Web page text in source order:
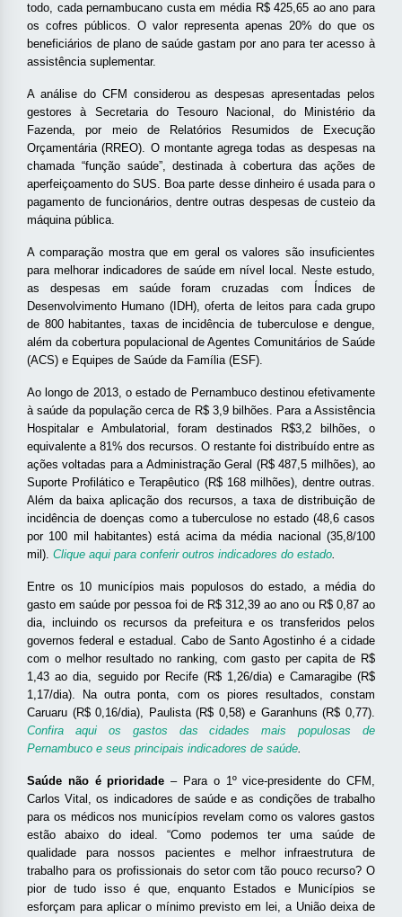
todo, cada pernambucano custa em média R$ 425,65 ao ano para
os cofres públicos. O valor representa apenas 20% do que os
beneficiários de plano de saúde gastam por ano para ter acesso à
assistência suplementar.
A análise do CFM considerou as despesas apresentadas pelos
gestores à Secretaria do Tesouro Nacional, do Ministério da
Fazenda, por meio de Relatórios Resumidos de Execução
Orçamentária (RREO). O montante agrega todas as despesas na
chamada “função saúde”, destinada à cobertura das ações de
aperfeiçoamento do SUS. Boa parte desse dinheiro é usada para o
pagamento de funcionários, dentre outras despesas de custeio da
máquina pública.
A comparação mostra que em geral os valores são insuficientes
para melhorar indicadores de saúde em nível local. Neste estudo,
as despesas em saúde foram cruzadas com Índices de
Desenvolvimento Humano (IDH), oferta de leitos para cada grupo
de 800 habitantes, taxas de incidência de tuberculose e dengue,
além da cobertura populacional de Agentes Comunitários de Saúde
(ACS) e Equipes de Saúde da Família (ESF).
Ao longo de 2013, o estado de Pernambuco destinou efetivamente
à saúde da população cerca de R$ 3,9 bilhões. Para a Assistência
Hospitalar e Ambulatorial, foram destinados R$3,2 bilhões, o
equivalente a 81% dos recursos. O restante foi distribuído entre as
ações voltadas para a Administração Geral (R$ 487,5 milhões), ao
Suporte Profilático e Terapêutico (R$ 168 milhões), dentre outras.
Além da baixa aplicação dos recursos, a taxa de distribuição de
incidência de doenças como a tuberculose no estado (48,6 casos
por 100 mil habitantes) está acima da média nacional (35,8/100
mil). Clique aqui para conferir outros indicadores do estado.
Entre os 10 municípios mais populosos do estado, a média do
gasto em saúde por pessoa foi de R$ 312,39 ao ano ou R$ 0,87 ao
dia, incluindo os recursos da prefeitura e os transferidos pelos
governos federal e estadual. Cabo de Santo Agostinho é a cidade
com o melhor resultado no ranking, com gasto per capita de R$
1,43 ao dia, seguido por Recife (R$ 1,26/dia) e Camaragibe (R$
1,17/dia). Na outra ponta, com os piores resultados, constam
Caruaru (R$ 0,16/dia), Paulista (R$ 0,58) e Garanhuns (R$ 0,77).
Confira aqui os gastos das cidades mais populosas de
Pernambuco e seus principais indicadores de saúde.
Saúde não é prioridade – Para o 1º vice-presidente do CFM,
Carlos Vital, os indicadores de saúde e as condições de trabalho
para os médicos nos municípios revelam como os valores gastos
estão abaixo do ideal. “Como podemos ter uma saúde de
qualidade para nossos pacientes e melhor infraestrutura de
trabalho para os profissionais do setor com tão pouco recurso? O
pior de tudo isso é que, enquanto Estados e Municípios se
esforçam para aplicar o mínimo previsto em lei, a União deixa de